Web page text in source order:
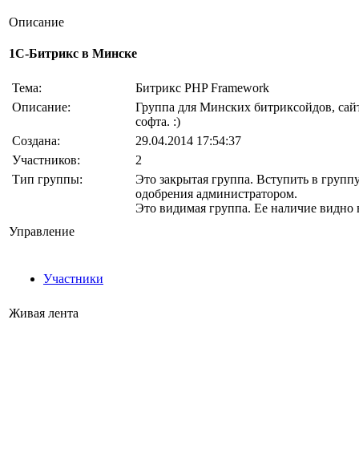
Описание
1С-Битрикс в Минске
Тема:
Битрикс PHP Framework
Описание:
Группа для Минских битриксойдов,
софта. :)
Создана:
29.04.2014 17:54:37
Участников:
2
Тип группы:
Это закрытая группа. Вступить в
одобрения администратором.
Это видимая группа. Ее наличие видно
Управление
Участники
Живая лента